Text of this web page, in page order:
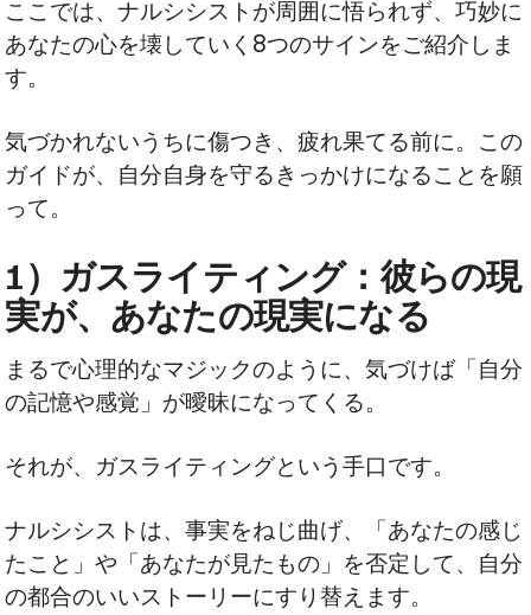
ここでは、ナルシシストが周囲に悟られず、巧妙に
あなたの心を壊していく8つのサインをご紹介しま
す。
気づかれないうちに傷つき、疲れ果てる前に。この
ガイドが、自分自身を守るきっかけになることを願
って。
1）ガスライティング：彼らの現
実が、あなたの現実になる
まるで心理的なマジックのように、気づけば「自分
の記憶や感覚」が曖昧になってくる。
それが、ガスライティングという手口です。
ナルシシストは、事実をねじ曲げ、「あなたの感じ
たこと」や「あなたが見たもの」を否定して、自分
の都合のいいストーリーにすり替えます。